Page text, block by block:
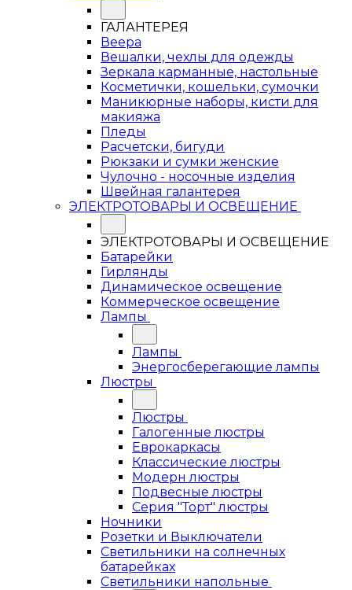
ГАЛАНТЕРЕЯ
Веера
Вешалки, чехлы для одежды
Зеркала карманные, настольные
Косметички, кошельки, сумочки
Маникюрные наборы, кисти для
макияжа
Пледы
Расчетски, бигуди
Рюкзаки и сумки женские
Чулочно - носочные изделия
Швейная галантерея
ЭЛЕКТРОТОВАРЫ И ОСВЕЩЕНИЕ
ЭЛЕКТРОТОВАРЫ И ОСВЕЩЕНИЕ
Батарейки
Гирлянды
Динамическое освещение
Коммерческое освещение
Лампы
Лампы
Энергосберегающие лампы
Люстры
Люстры
Галогенные люстры
Еврокаркасы
Классические люстры
Модерн люстры
Подвесные люстры
Серия "Торт" люстры
Ночники
Розетки и Выключатели
Светильники на солнечных
батарейках
Светильники напольные